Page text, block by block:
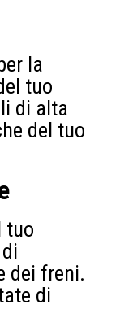
la
tuo
di alta
del tuo
tuo
dei freni.
di